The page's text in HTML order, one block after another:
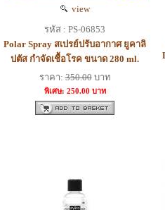
view
รหัส : PS-06853
Polar Spray สเปรย์ปรับอากาศ ยูคาลิ
ปตัส กำจัดเชื้อโรค ขนาด 280 ml.
ราคา:350.00บาท
พิเศษ: 250.00 บาท